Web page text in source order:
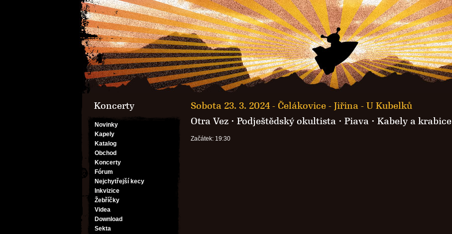
Koncerty
Novinky
Kapely
Katalog
Obchod
Koncerty
Fórum
Nejchytřejší kecy
Inkvizice
Žebříčky
Videa
Download
Sekta
Sobota 23. 3. 2024 - Čelákovice - Jiřina - U Kubelků
Otra Vez · Podještědský okultista · Piava · Kabely a krabice
Začátek: 19:30